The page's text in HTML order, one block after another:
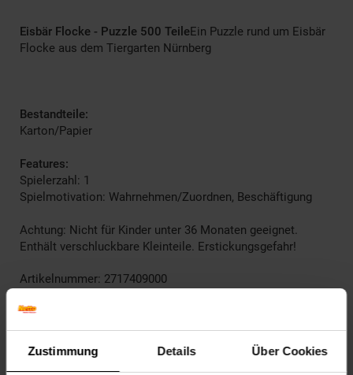
Zustimmung Details Über Cookies
Eisbär Flocke - Puzzle 500 TeileEin Puzzle rund um Eisbär
Flocke aus dem Tiergarten Nürnberg
Bestandteile:
Karton/Papier
Features:
Spielerzahl: 1
Spielmotivation: Wahrnehmen/Zuordnen, Beschäftigung
Achtung: Nicht für Kinder unter 36 Monaten geeignet.
Enthält verschluckbare Kleinteile. Erstickungsgefahr!
Artikelnummer: 2717409000
Artikel gehört zur Kategorie: